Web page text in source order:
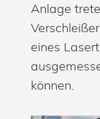
Anlage
eines
können.